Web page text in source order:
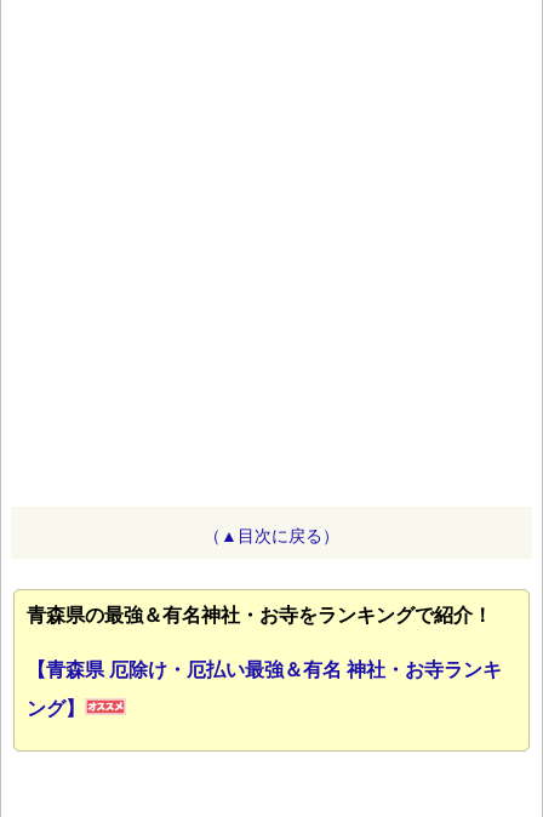
（▲目次に戻る）
青森県の最強＆有名神社・お寺をランキングで紹介！
【青森県 厄除け・厄払い最強＆有名 神社・お寺ランキ
ング】